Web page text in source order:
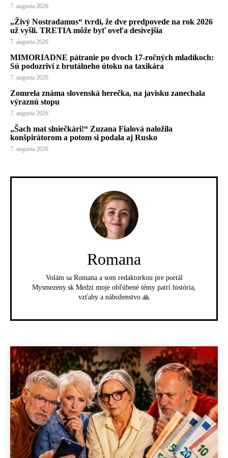
7. augusta 2026
„Živý Nostradamus“ tvrdí, že dve predpovede na rok 2026
už vyšli. TRETIA môže byť oveľa desivejšia
7. augusta 2026
MIMORIADNE pátranie po dvoch 17-ročných mladíkoch:
Sú podozriví z brutálneho útoku na taxikára
7. augusta 2026
Zomrela známa slovenská herečka, na javisku zanechala
výraznú stopu
7. augusta 2026
„Šach mat slniečkári!“ Zuzana Fialová naložila
konšpirátorom a potom si podala aj Rusko
7. augusta 2026
Romana
Volám sa Romana a som redaktorkou pre portál
Mysmezeny.sk Medzi moje obľúbené témy patrí história,
vzťahy a náboženstvo 🙏